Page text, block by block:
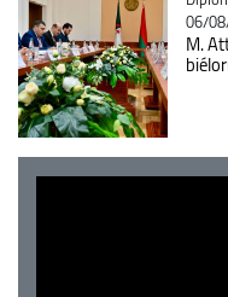
06/
M.